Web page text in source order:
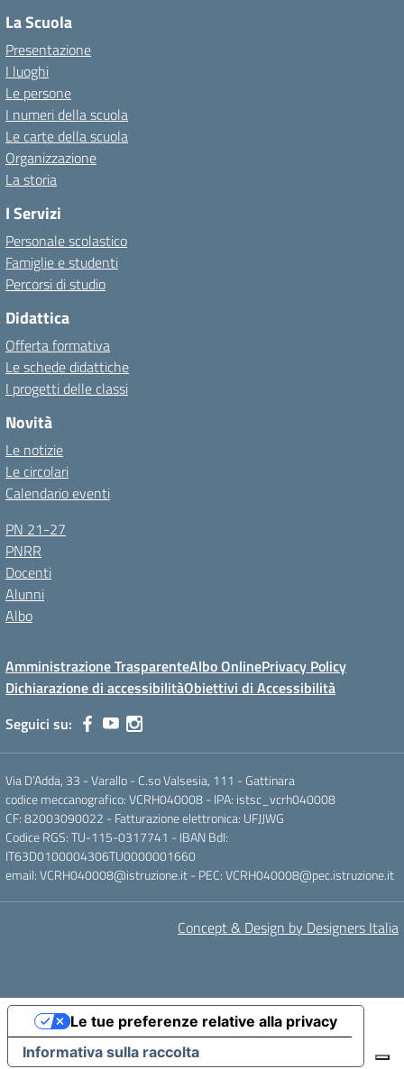
La Scuola
Presentazione
I luoghi
Le persone
I numeri della scuola
Le carte della scuola
Organizzazione
La storia
I Servizi
Personale scolastico
Famiglie e studenti
Percorsi di studio
Didattica
Offerta formativa
Le schede didattiche
I progetti delle classi
Novità
Le notizie
Le circolari
Calendario eventi
PN 21-27
PNRR
Docenti
Alunni
Albo
Amministrazione TrasparenteAlbo OnlinePrivacy Policy
Dichiarazione di accessibilitàObiettivi di Accessibilità
Seguici su:
Via D’Adda, 33 - Varallo - C.so Valsesia, 111 - Gattinara
codice meccanografico: VCRH040008 - IPA: istsc_vcrh040008
CF: 82003090022 - Fatturazione elettronica: UFJJWG
Codice RGS: TU-115-0317741 - IBAN BdI:
IT63D0100004306TU0000001660
email: VCRH040008@istruzione.it - PEC: VCRH040008@pec.istruzione.it
Concept & Design by Designers Italia
Informativa sulla raccolta
Le tue preferenze relative alla privacy